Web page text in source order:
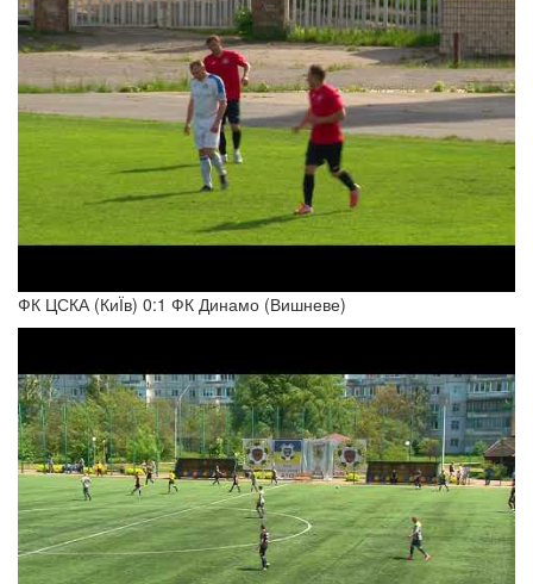
ФК ЦСКА (КиЇв) 0:1 ФК Динамо (Вишневе)